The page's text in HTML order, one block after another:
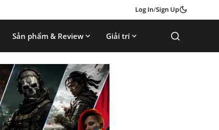
Log In/Sign Up
Sản phẩm & Review Giải trí